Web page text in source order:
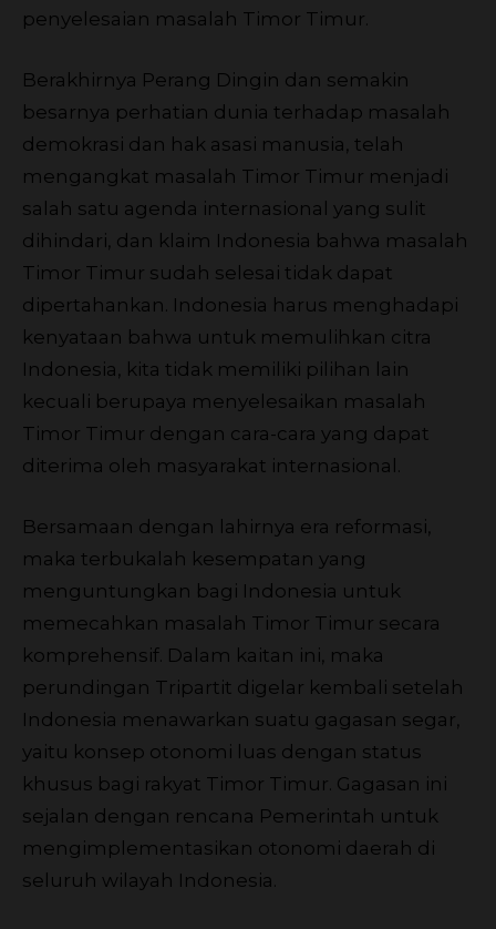
penyelesaian masalah Timor Timur.
Berakhirnya Perang Dingin dan semakin
besarnya perhatian dunia terhadap masalah
demokrasi dan hak asasi manusia, telah
mengangkat masalah Timor Timur menjadi
salah satu agenda internasional yang sulit
dihindari, dan klaim Indonesia bahwa masalah
Timor Timur sudah selesai tidak dapat
dipertahankan. Indonesia harus menghadapi
kenyataan bahwa untuk memulihkan citra
Indonesia, kita tidak memiliki pilihan lain
kecuali berupaya menyelesaikan masalah
Timor Timur dengan cara-cara yang dapat
diterima oleh masyarakat internasional.
Bersamaan dengan lahirnya era reformasi,
maka terbukalah kesempatan yang
menguntungkan bagi Indonesia untuk
memecahkan masalah Timor Timur secara
komprehensif. Dalam kaitan ini, maka
perundingan Tripartit digelar kembali setelah
Indonesia menawarkan suatu gagasan segar,
yaitu konsep otonomi luas dengan status
khusus bagi rakyat Timor Timur. Gagasan ini
sejalan dengan rencana Pemerintah untuk
mengimplementasikan otonomi daerah di
seluruh wilayah Indonesia.